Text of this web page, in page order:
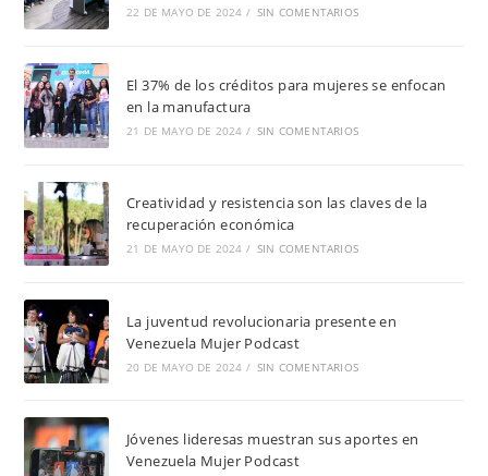
22 DE MAYO DE 2024 / SIN COMENTARIOS
El 37% de los créditos para mujeres se enfocan
en la manufactura
21 DE MAYO DE 2024 / SIN COMENTARIOS
Creatividad y resistencia son las claves de la
recuperación económica
21 DE MAYO DE 2024 / SIN COMENTARIOS
La juventud revolucionaria presente en
Venezuela Mujer Podcast
20 DE MAYO DE 2024 / SIN COMENTARIOS
Jóvenes lideresas muestran sus aportes en
Venezuela Mujer Podcast